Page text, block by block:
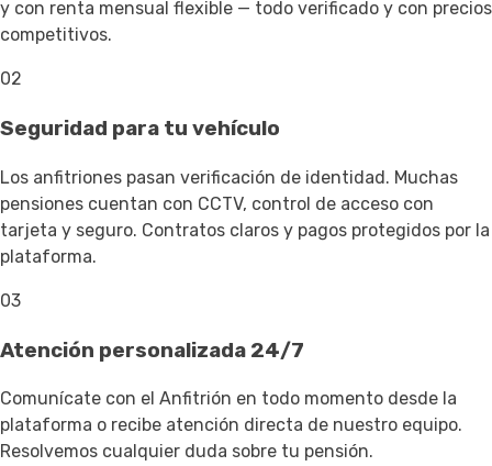
y con renta mensual flexible — todo verificado y con precios
competitivos.
02
Seguridad para tu vehículo
Los anfitriones pasan verificación de identidad. Muchas
pensiones cuentan con CCTV, control de acceso con
tarjeta y seguro. Contratos claros y pagos protegidos por la
plataforma.
03
Atención personalizada 24/7
Comunícate con el Anfitrión en todo momento desde la
plataforma o recibe atención directa de nuestro equipo.
Resolvemos cualquier duda sobre tu pensión.